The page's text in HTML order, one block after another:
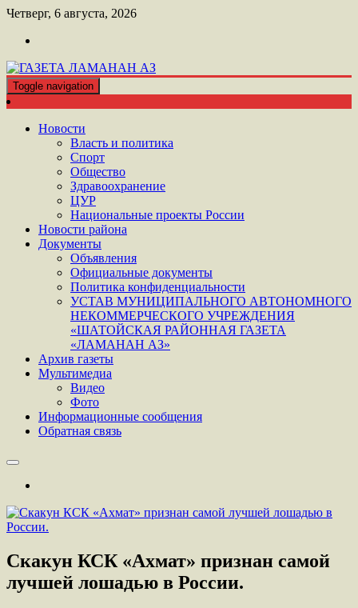
Перейти
контенту
Четверг, 6 августа, 2026
ГАЗЕТА ЛАМАНАН АЗ
ШАТОЙСКАЯ ГАЗЕТА ЛАМАНАН АЗ
Toggle navigation
Новости
Власть и политика
Спорт
Общество
Здравоохранение
ЦУР
Национальные проекты России
Новости района
Документы
Объявления
Официальные документы
Политика конфиденциальности
УСТАВ МУНИЦИПАЛЬНОГО АВТОНОМНОГО
НЕКОММЕРЧЕСКОГО УЧРЕЖДЕНИЯ
«ШАТОЙСКАЯ РАЙОННАЯ ГАЗЕТА
«ЛАМАНАН АЗ»
Архив газеты
Мультимедиа
Видео
Фото
Информационные сообщения
Обратная связь
Скакун КСК «Ахмат» признан самой
лучшей лошадью в России.